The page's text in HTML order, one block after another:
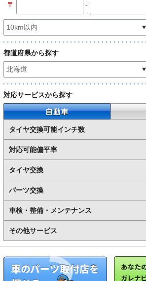
〒 -
都道府県から探す
対応サービスから探す
自動車
タイヤ交換可能インチ数
対応可能偏平率
タイヤ交換
パーツ交換
車検・整備・メンテナンス
その他サービス